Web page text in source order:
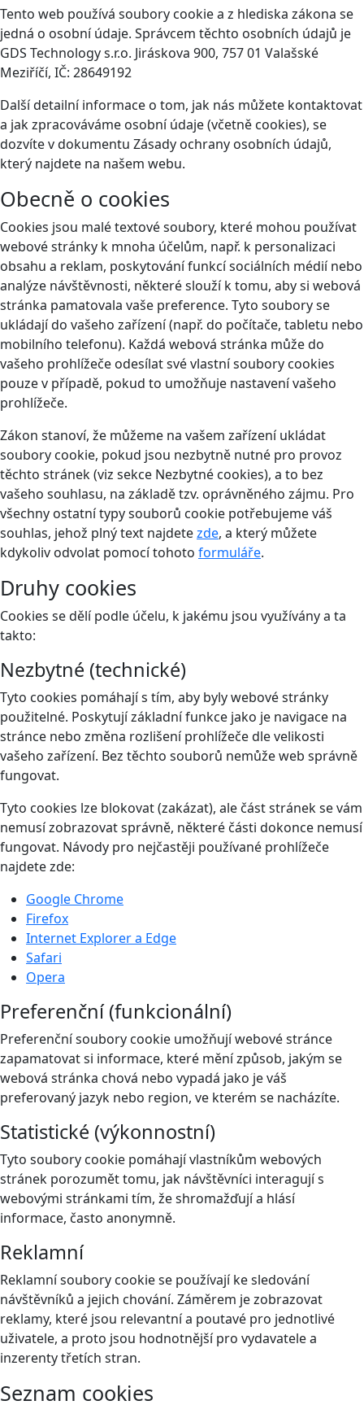
Tento web používá soubory cookie a z hlediska zákona se
jedná o osobní údaje. Správcem těchto osobních údajů je
GDS Technology s.r.o. Jiráskova 900, 757 01 Valašské
Meziříčí, IČ: 28649192
Další detailní informace o tom, jak nás můžete kontaktovat
a jak zpracováváme osobní údaje (včetně cookies), se
dozvíte v dokumentu Zásady ochrany osobních údajů,
který najdete na našem webu.
Obecně o cookies
Cookies jsou malé textové soubory, které mohou používat
webové stránky k mnoha účelům, např. k personalizaci
obsahu a reklam, poskytování funkcí sociálních médií nebo
analýze návštěvnosti, některé slouží k tomu, aby si webová
stránka pamatovala vaše preference. Tyto soubory se
ukládají do vašeho zařízení (např. do počítače, tabletu nebo
mobilního telefonu). Každá webová stránka může do
vašeho prohlížeče odesílat své vlastní soubory cookies
pouze v případě, pokud to umožňuje nastavení vašeho
prohlížeče.
Zákon stanoví, že můžeme na vašem zařízení ukládat
soubory cookie, pokud jsou nezbytně nutné pro provoz
těchto stránek (viz sekce Nezbytné cookies), a to bez
vašeho souhlasu, na základě tzv. oprávněného zájmu. Pro
všechny ostatní typy souborů cookie potřebujeme váš
souhlas, jehož plný text najdetezde, a který můžete
kdykoliv odvolat pomocí tohoto formuláře.
Druhy cookies
Cookies se dělí podle účelu, k jakému jsou využívány a ta
takto:
Nezbytné (technické)
Tyto cookies pomáhají s tím, aby byly webové stránky
použitelné. Poskytují základní funkce jako je navigace na
stránce nebo změna rozlišení prohlížeče dle velikosti
vašeho zařízení. Bez těchto souborů nemůže web správně
fungovat.
Tyto cookies lze blokovat (zakázat), ale část stránek se vám
nemusí zobrazovat správně, některé části dokonce nemusí
fungovat. Návody pro nejčastěji používané prohlížeče
najdete zde:
Google Chrome
Firefox
Internet Explorer a Edge
Safari
Opera
Preferenční (funkcionální)
Preferenční soubory cookie umožňují webové stránce
zapamatovat si informace, které mění způsob, jakým se
webová stránka chová nebo vypadá jako je váš
preferovaný jazyk nebo region, ve kterém se nacházíte.
Statistické (výkonnostní)
Tyto soubory cookie pomáhají vlastníkům webových
stránek porozumět tomu, jak návštěvníci interagují s
webovými stránkami tím, že shromažďují a hlásí
informace, často anonymně.
Reklamní
Reklamní soubory cookie se používají ke sledování
návštěvníků a jejich chování. Záměrem je zobrazovat
reklamy, které jsou relevantní a poutavé pro jednotlivé
uživatele, a proto jsou hodnotnější pro vydavatele a
inzerenty třetích stran.
Seznam cookies